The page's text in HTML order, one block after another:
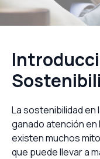
La sostenibilidad
ganado atención en
existen muchos
que puede llevar a